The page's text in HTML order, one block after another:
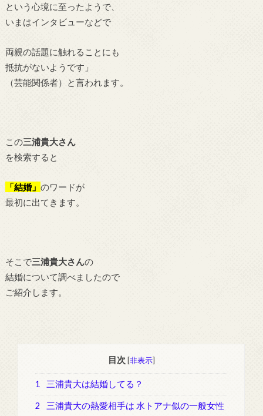
という心境に至ったようで、
いまはインタビューなどで
両親の話題に触れることにも
抵抗がないようです」
（芸能関係者）と言われます。
この三浦貴大さん
を検索すると
「結婚」 のワードが
最初に出てきます。
そこで三浦貴大さんの
結婚について調べましたので
ご紹介します。
目次 [非表示]
1 三浦貴大は結婚してる？
2 三浦貴大の熱愛相手は 水トアナ似の一般女性